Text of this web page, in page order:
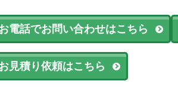
電話でお問い合わせはこちら
見積り依頼はこちら